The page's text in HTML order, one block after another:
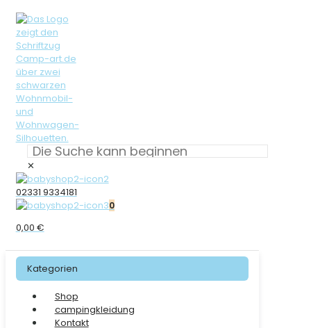
✕
02331 9334181
0
0,00 €
Kategorien
Shop
campingkleidung
Kontakt